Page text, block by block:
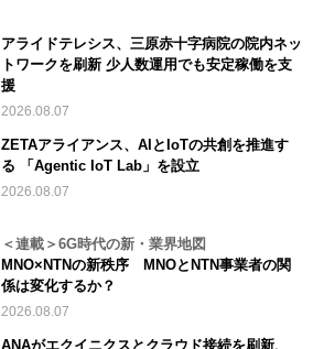
アライドテレシス、三原赤十字病院の院内ネッ
トワークを刷新 少人数運用でも安定稼働を支
援
2026.08.07
ZETAアライアンス、AIとIoTの共創を推進す
る 「Agentic IoT Lab」を設立
2026.08.07
＜連載＞6G時代の新・業界地図
MNO×NTNの新秩序 MNOとNTN事業者の関
係は変化するか？
2026.08.07
ANAがエクイニクスとクラウド接続を刷新、